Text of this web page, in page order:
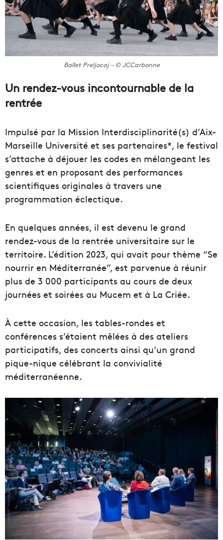
Ballet Preljocaj – © JCCarbonne
Un rendez-vous incontournable de la
rentrée
Impulsé par la Mission Interdisciplinarité(s) d’Aix-
Marseille Université et ses partenaires*, le festival
s’attache à déjouer les codes en mélangeant les
genres et en proposant des performances
scientifiques originales à travers une
programmation éclectique.
En quelques années, il est devenu le grand
rendez-vous de la rentrée universitaire sur le
territoire. L’édition 2023, qui avait pour thème “Se
nourrir en Méditerranée”, est parvenue à réunir
plus de 3 000 participants au cours de deux
journées et soirées au Mucem et à La Criée.
À cette occasion, les tables-rondes et
conférences s’étaient mêlées à des ateliers
participatifs, des concerts ainsi qu’un grand
pique-nique célébrant la convivialité
méditerranéenne.